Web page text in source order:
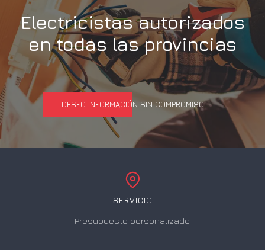
Electricistas autorizados
en todas las provincias
DESEO INFORMACIÓN SIN COMPROMISO
SERVICIO
Presupuesto personalizado